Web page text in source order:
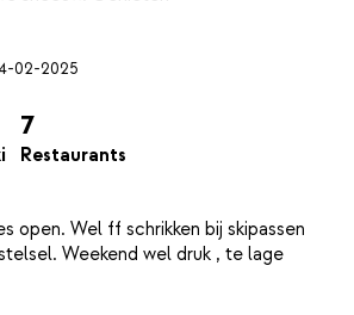
02-2025
7
Restaurants
open. Wel ff schrikken bij skipassen
Weekend wel druk , te lage